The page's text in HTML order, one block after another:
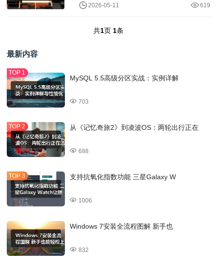
2026-05-11 619
共1页 1条
最新内容
MySQL 5.5高级分区实战：实例详解
703
从《记忆奇旅2》到凌波OS：两轮出行正在
688
支持抗氧化指数功能 三星Galaxy W
1006
Windows 7安装全流程图解 新手也
832